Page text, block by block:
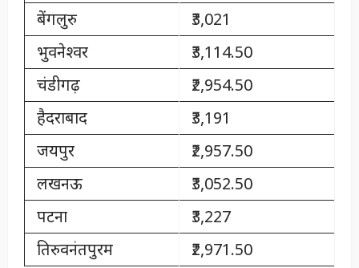
बेंगलुरु
₹3,021
भुवनेश्वर
₹3,114.50
चंडीगढ़
₹2,954.50
हैदराबाद
₹3,191
जयपुर
₹2,957.50
लखनऊ
₹3,052.50
पटना
₹3,227
तिरुवनंतपुरम
₹2,971.50